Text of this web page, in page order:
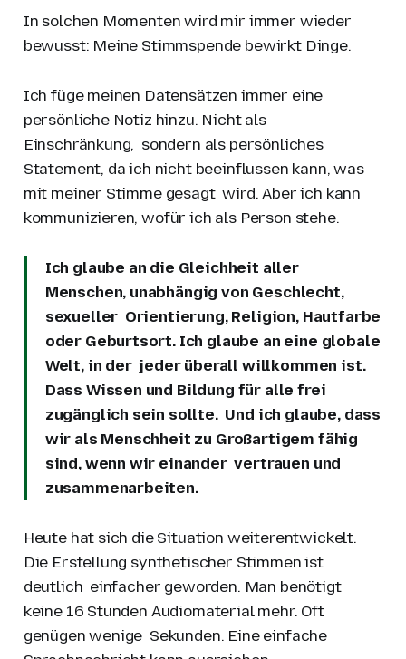
In solchen Momenten wird mir immer wieder
bewusst: Meine Stimmspende bewirkt Dinge.
Ich füge meinen Datensätzen immer eine
persönliche Notiz hinzu. Nicht als
Einschränkung, sondern als persönliches
Statement, da ich nicht beeinflussen kann, was
mit meiner Stimme gesagt wird. Aber ich kann
kommunizieren, wofür ich als Person stehe.
Ich glaube an die Gleichheit aller
Menschen, unabhängig von Geschlecht,
sexueller Orientierung, Religion, Hautfarbe
oder Geburtsort. Ich glaube an eine globale
Welt, in der jeder überall willkommen ist.
Dass Wissen und Bildung für alle frei
zugänglich sein sollte. Und ich glaube, dass
wir als Menschheit zu Großartigem fähig
sind, wenn wir einander vertrauen und
zusammenarbeiten.
Heute hat sich die Situation weiterentwickelt.
Die Erstellung synthetischer Stimmen ist
deutlich einfacher geworden. Man benötigt
keine 16 Stunden Audiomaterial mehr. Oft
genügen wenige Sekunden. Eine einfache